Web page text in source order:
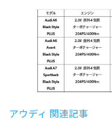
アウディ 関連記事